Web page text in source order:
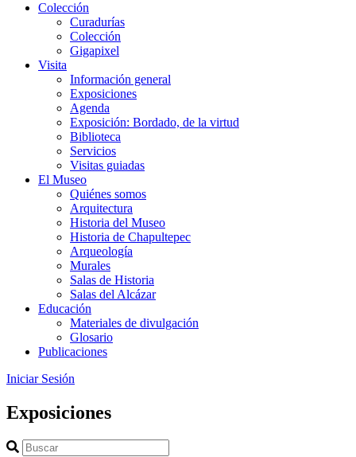
Colección
Curadurías
Colección
Gigapixel
Visita
Información general
Exposiciones
Agenda
Exposición: Bordado, de la virtud
Biblioteca
Servicios
Visitas guiadas
El Museo
Quiénes somos
Arquitectura
Historia del Museo
Historia de Chapultepec
Arqueología
Murales
Salas de Historia
Salas del Alcázar
Educación
Materiales de divulgación
Glosario
Publicaciones
Iniciar Sesión
Exposiciones